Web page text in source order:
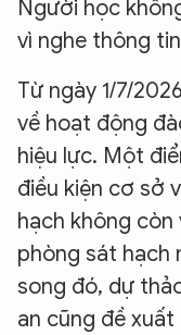
Người học
vì nghe thông
Từ ngày 1/7/
về hoạt động
hiệu lực. Một
điều kiện cơ sở
hạch không
phòng sát hạch
song đó, dự
an cũng đề